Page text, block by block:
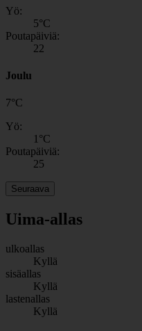
Yö:
5°C
Poutapäiviä:
22
Joulu
7°C
Yö:
1 °C
Poutapäiviä:
25
Seuraava
Uima-allas
ulkoallas
Kyllä
sisäallas
Kyllä
lastenallas
Kyllä